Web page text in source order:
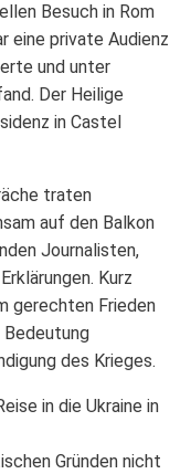
Besuch in Rom
eine private Audienz
und unter
Der Heilige
in Castel
traten
auf den Balkon
Journalisten,
Kurz
gerechten Frieden
Bedeutung
des Krieges.
in die Ukraine in
Gründen nicht